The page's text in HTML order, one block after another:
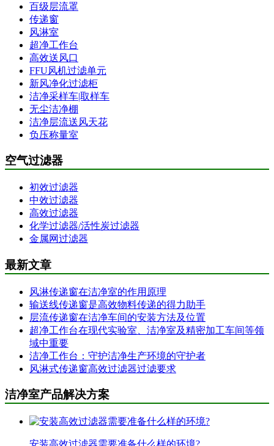
百级层流罩
传递窗
风淋室
超净工作台
高效送风口
FFU风机过滤单元
新风净化过滤柜
洁净采样车|取样车
无尘洁净棚
洁净层流送风天花
负压称量室
空气过滤器
初效过滤器
中效过滤器
高效过滤器
化学过滤器/活性炭过滤器
金属网过滤器
最新文章
风淋传递窗在洁净室的作用原理
输送线传递窗是高效物料传递的得力助手
层流传递窗在洁净车间的安装方法及位置
超净工作台在现代实验室、洁净室及精密加工车间等领
域中重要
洁净工作台：守护洁净生产环境的守护者
风淋式传递窗高效过滤器过滤要求
洁净室产品解决方案
安装高效过滤器需要准备什么样的环境?